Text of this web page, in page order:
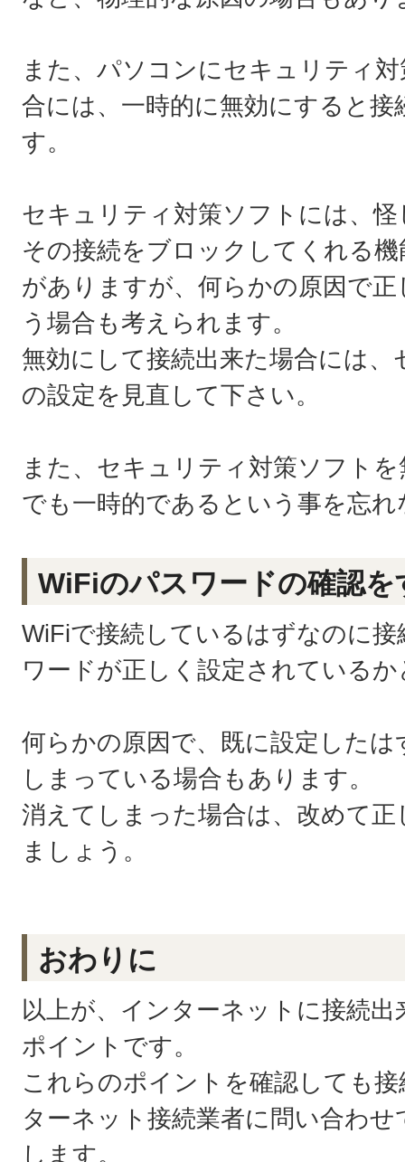
また、パソコンにセキュリティ
合には、一時的に無効にすると
す。
セキュリティ対策ソフトには、
その接続をブロックしてくれる
がありますが、何らかの原因で
う場合も考えられます。
無効にして接続出来た場合には
の設定を見直して下さい。
また、セキュリティ対策ソフト
でも一時的であるという事を忘
WiFiのパスワードの確認を
WiFiで接続しているはずなのに
ワードが正しく設定されている
何らかの原因で、既に設定した
しまっている場合もあります。
消えてしまった場合は、改めて
ましょう。
おわりに
以上が、インターネットに接続
ポイントです。
これらのポイントを確認しても
ターネット接続業者に問い合わ
します。